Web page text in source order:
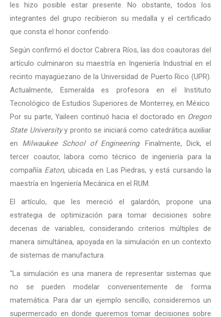
les hizo posible estar presente. No obstante, todos los
integrantes del grupo recibieron su medalla y el certificado
que consta el honor conferido.
Según confirmó el doctor Cabrera Ríos, las dos coautoras del
artículo culminaron su maestría en Ingeniería Industrial en el
recinto mayagüezano de la Universidad de Puerto Rico (UPR).
Actualmente, Esmeralda es profesora en el Instituto
Tecnológico de Estudios Superiores de Monterrey, en México.
Por su parte, Yaileen continuó hacia el doctorado en Oregon
State Universityy pronto se iniciará como catedrática auxiliar
en Milwaukee School of Engineering. Finalmente, Dick, el
tercer coautor, labora como técnico de ingeniería para la
compañía Eaton, ubicada en Las Piedras, y está cursando la
maestría en Ingeniería Mecánica en el RUM.
El artículo, que les mereció el galardón, propone una
estrategia de optimización para tomar decisiones sobre
decenas de variables, considerando criterios múltiples de
manera simultánea, apoyada en la simulación en un contexto
de sistemas de manufactura.
“La simulación es una manera de representar sistemas que
no se pueden modelar convenientemente de forma
matemática. Para dar un ejemplo sencillo, consideremos un
supermercado en donde queremos tomar decisiones sobre